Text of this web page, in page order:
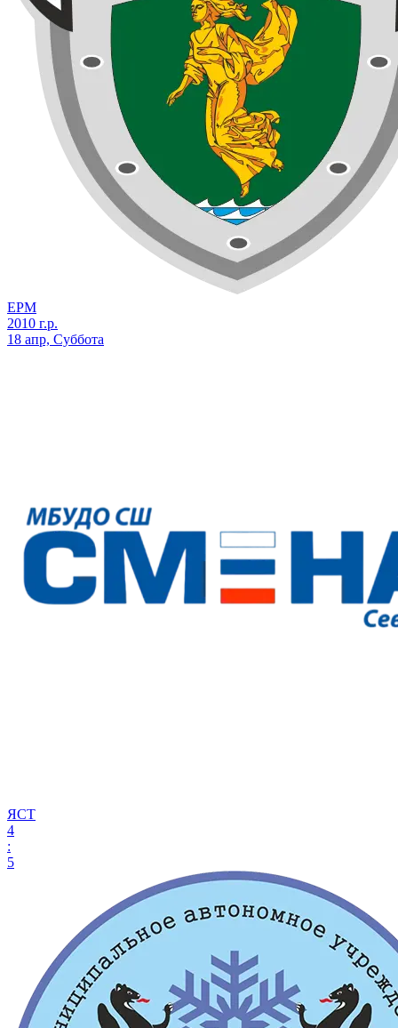
ЕРМ
2010 г.р.
18 апр, Суббота
ЯСТ
4
:
5